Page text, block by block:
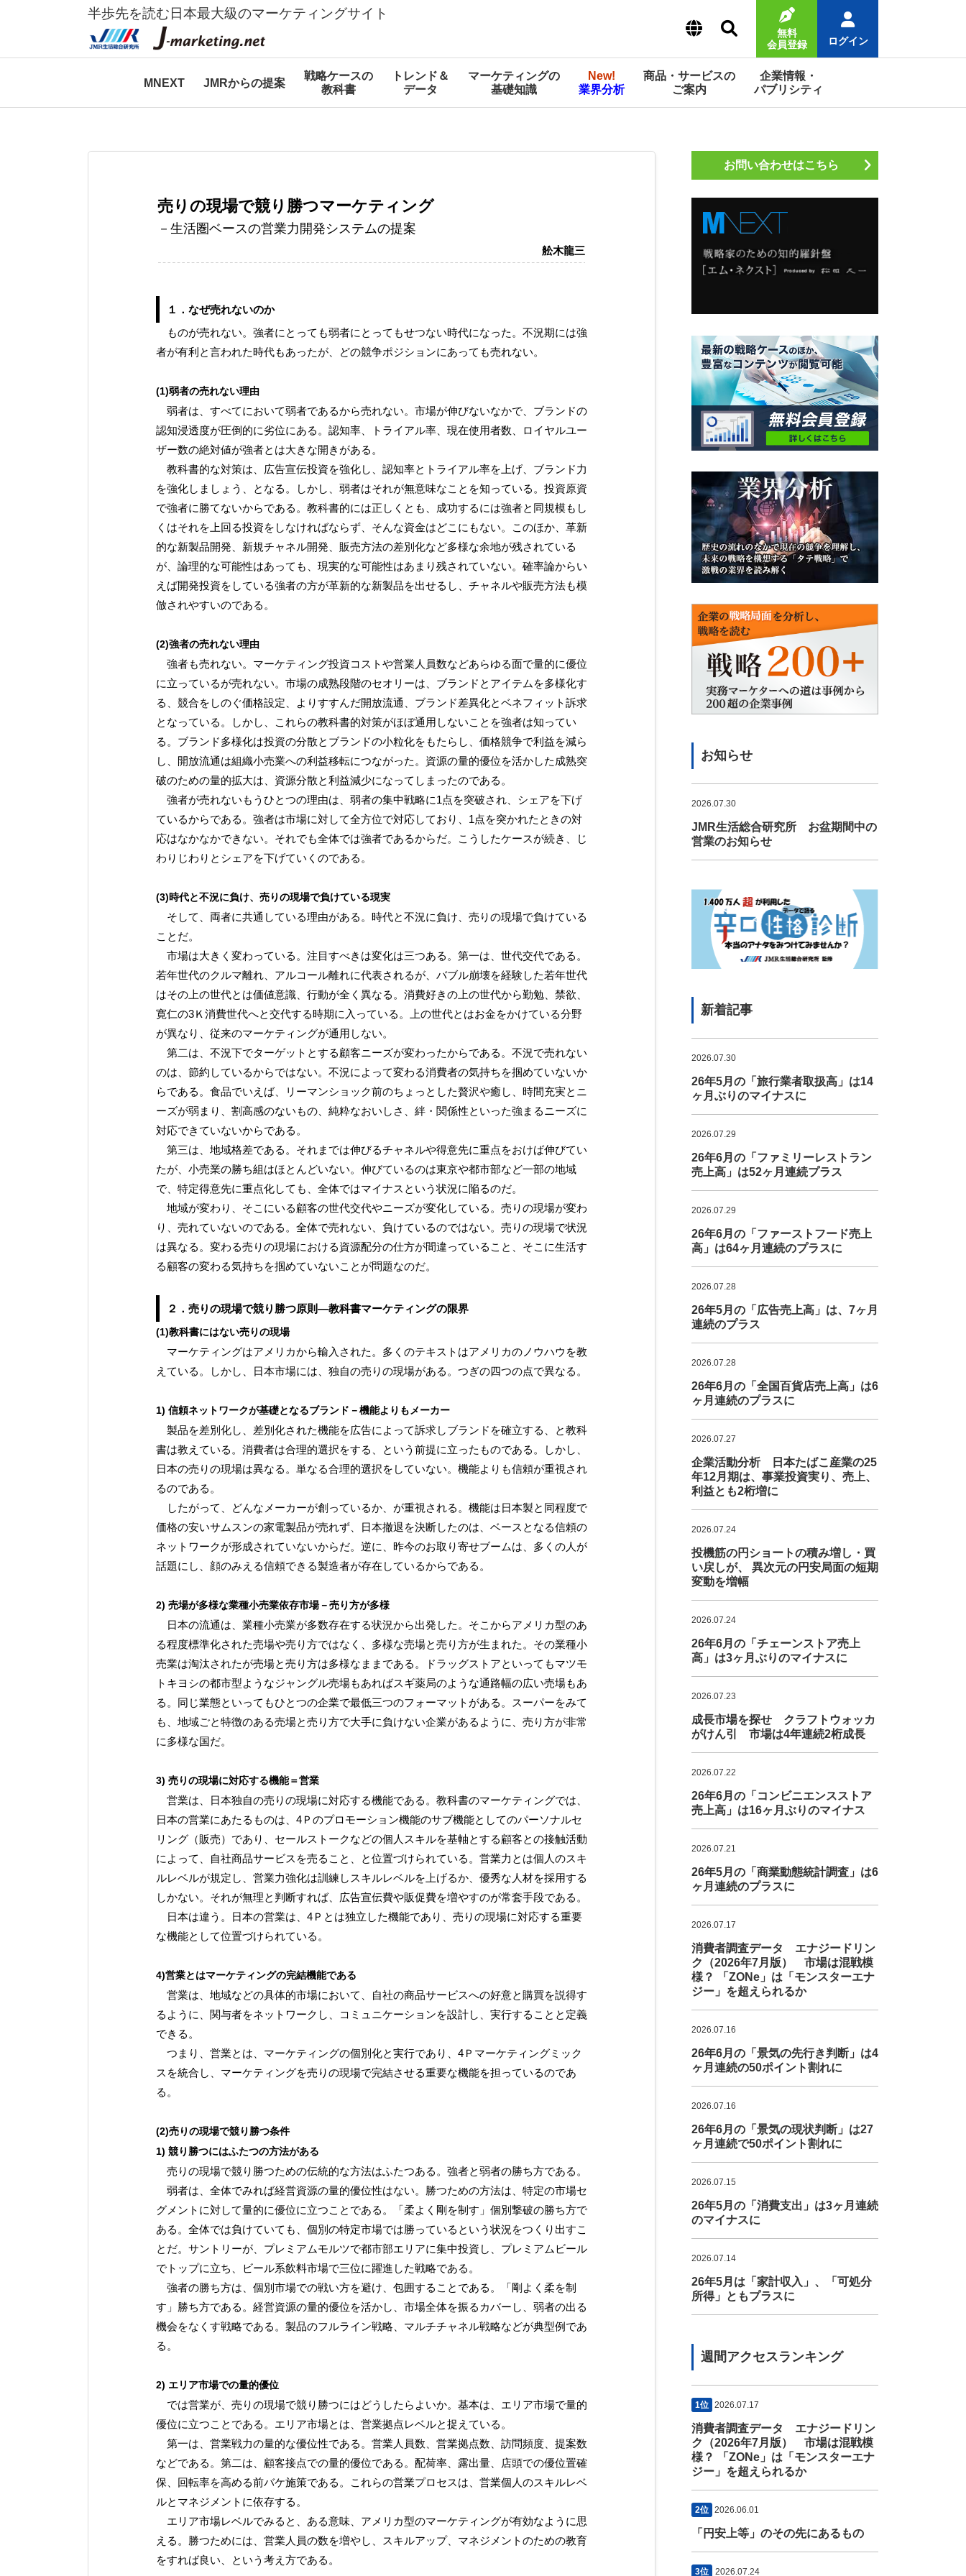
半歩先を読む日本最大級のマーケティングサイト
無料
会員登録
ログイン
MNEXT JMRからの提案
戦略ケースの
教科書
トレンド＆
データ
マーケティングの
基礎知識
New!
業界分析
商品・サービスの
ご案内
企業情報・
パブリシティ
売りの現場で競り勝つマーケティング
－生活圏ベースの営業力開発システムの提案
舩木龍三
１．なぜ売れないのか
ものが売れない。強者にとっても弱者にとってもせつない時代になった。不況期には強
者が有利と言われた時代もあったが、どの競争ポジションにあっても売れない。
(1)弱者の売れない理由
弱者は、すべてにおいて弱者であるから売れない。市場が伸びないなかで、ブランドの
認知浸透度が圧倒的に劣位にある。認知率、トライアル率、現在使用者数、ロイヤルユー
ザー数の絶対値が強者とは大きな開きがある。
教科書的な対策は、広告宣伝投資を強化し、認知率とトライアル率を上げ、ブランド力
を強化しましょう、となる。しかし、弱者はそれが無意味なことを知っている。投資原資
で強者に勝てないからである。教科書的には正しくとも、成功するには強者と同規模もし
くはそれを上回る投資をしなければならず、そんな資金はどこにもない。このほか、革新
的な新製品開発、新規チャネル開発、販売方法の差別化など多様な余地が残されている
が、論理的な可能性はあっても、現実的な可能性はあまり残されていない。確率論からい
えば開発投資をしている強者の方が革新的な新製品を出せるし、チャネルや販売方法も模
倣されやすいのである。
(2)強者の売れない理由
強者も売れない。マーケティング投資コストや営業人員数などあらゆる面で量的に優位
に立っているが売れない。市場の成熟段階のセオリーは、ブランドとアイテムを多様化す
る、競合をしのぐ価格設定、よりすすんだ開放流通、ブランド差異化とベネフィット訴求
となっている。しかし、これらの教科書的対策がほぼ通用しないことを強者は知ってい
る。ブランド多様化は投資の分散とブランドの小粒化をもたらし、価格競争で利益を減ら
し、開放流通は組織小売業への利益移転につながった。資源の量的優位を活かした成熟突
破のための量的拡大は、資源分散と利益減少になってしまったのである。
強者が売れないもうひとつの理由は、弱者の集中戦略に1点を突破され、シェアを下げ
ているからである。強者は市場に対して全方位で対応しており、1点を突かれたときの対
応はなかなかできない。それでも全体では強者であるからだ。こうしたケースが続き、じ
わりじわりとシェアを下げていくのである。
(3)時代と不況に負け、売りの現場で負けている現実
そして、両者に共通している理由がある。時代と不況に負け、売りの現場で負けている
ことだ。
市場は大きく変わっている。注目すべきは変化は三つある。第一は、世代交代である。
若年世代のクルマ離れ、アルコール離れに代表されるが、バブル崩壊を経験した若年世代
はその上の世代とは価値意識、行動が全く異なる。消費好きの上の世代から勤勉、禁欲、
寛仁の3Ｋ消費世代へと交代する時期に入っている。上の世代とはお金をかけている分野
が異なり、従来のマーケティングが通用しない。
第二は、不況下でターゲットとする顧客ニーズが変わったからである。不況で売れない
のは、節約しているからではない。不況によって変わる消費者の気持ちを掴めていないか
らである。食品でいえば、リーマンショック前のちょっとした贅沢や癒し、時間充実とニ
ーズが弱まり、割高感のないもの、純粋なおいしさ、絆・関係性といった強まるニーズに
対応できていないからである。
第三は、地域格差である。それまでは伸びるチャネルや得意先に重点をおけば伸びてい
たが、小売業の勝ち組はほとんどいない。伸びているのは東京や都市部など一部の地域
で、特定得意先に重点化しても、全体ではマイナスという状況に陥るのだ。
地域が変わり、そこにいる顧客の世代交代やニーズが変化している。売りの現場が変わ
り、売れていないのである。全体で売れない、負けているのではない。売りの現場で状況
は異なる。変わる売りの現場における資源配分の仕方が間違っていること、そこに生活す
る顧客の変わる気持ちを掴めていないことが問題なのだ。
２．売りの現場で競り勝つ原則―教科書マーケティングの限界
(1)教科書にはない売りの現場
マーケティングはアメリカから輸入された。多くのテキストはアメリカのノウハウを教
えている。しかし、日本市場には、独自の売りの現場がある。つぎの四つの点で異なる。
1) 信頼ネットワークが基礎となるブランド－機能よりもメーカー
製品を差別化し、差別化された機能を広告によって訴求しブランドを確立する、と教科
書は教えている。消費者は合理的選択をする、という前提に立ったものである。しかし、
日本の売りの現場は異なる。単なる合理的選択をしていない。機能よりも信頼が重視され
るのである。
したがって、どんなメーカーが創っているか、が重視される。機能は日本製と同程度で
価格の安いサムスンの家電製品が売れず、日本撤退を決断したのは、ベースとなる信頼の
ネットワークが形成されていないからだ。逆に、昨今のお取り寄せブームは、多くの人が
話題にし、顔のみえる信頼できる製造者が存在しているからである。
2) 売場が多様な業種小売業依存市場－売り方が多様
日本の流通は、業種小売業が多数存在する状況から出発した。そこからアメリカ型のあ
る程度標準化された売場や売り方ではなく、多様な売場と売り方が生まれた。その業種小
売業は淘汰されたが売場と売り方は多様なままである。ドラッグストアといってもマツモ
トキヨシの都市型ようなジャングル売場もあればスギ薬局のような通路幅の広い売場もあ
る。同じ業態といってもひとつの企業で最低三つのフォーマットがある。スーパーをみて
も、地域ごと特徴のある売場と売り方で大手に負けない企業があるように、売り方が非常
に多様な国だ。
3) 売りの現場に対応する機能＝営業
営業は、日本独自の売りの現場に対応する機能である。教科書のマーケティングでは、
日本の営業にあたるものは、4Ｐのプロモーション機能のサブ機能としてのパーソナルセ
リング（販売）であり、セールストークなどの個人スキルを基軸とする顧客との接触活動
によって、自社商品サービスを売ること、と位置づけられている。営業力とは個人のスキ
ルレベルが規定し、営業力強化は訓練しスキルレベルを上げるか、優秀な人材を採用する
しかない。それが無理と判断すれば、広告宣伝費や販促費を増やすのが常套手段である。
日本は違う。日本の営業は、4Ｐとは独立した機能であり、売りの現場に対応する重要
な機能として位置づけられている。
4)営業とはマーケティングの完結機能である
営業は、地域などの具体的市場において、自社の商品サービスへの好意と購買を説得す
るように、関与者をネットワークし、コミュニケーションを設計し、実行することと定義
できる。
つまり、営業とは、マーケティングの個別化と実行であり、4Ｐマーケティングミック
スを統合し、マーケティングを売りの現場で完結させる重要な機能を担っているのであ
る。
(2)売りの現場で競り勝つ条件
1) 競り勝つにはふたつの方法がある
売りの現場で競り勝つための伝統的な方法はふたつある。強者と弱者の勝ち方である。
弱者は、全体でみれば経営資源の量的優位性はない。勝つための方法は、特定の市場セ
グメントに対して量的に優位に立つことである。「柔よく剛を制す」個別撃破の勝ち方で
ある。全体では負けていても、個別の特定市場では勝っているという状況をつくり出すこ
とだ。サントリーが、プレミアムモルツで都市部エリアに集中投資し、プレミアムビール
でトップに立ち、ビール系飲料市場で三位に躍進した戦略である。
強者の勝ち方は、個別市場での戦い方を避け、包囲することである。「剛よく柔を制
す」勝ち方である。経営資源の量的優位を活かし、市場全体を振るカバーし、弱者の出る
機会をなくす戦略である。製品のフルライン戦略、マルチチャネル戦略などが典型例であ
る。
2) エリア市場での量的優位
では営業が、売りの現場で競り勝つにはどうしたらよいか。基本は、エリア市場で量的
優位に立つことである。エリア市場とは、営業拠点レベルと捉えている。
第一は、営業戦力の量的な優位性である。営業人員数、営業拠点数、訪問頻度、提案数
などである。第二は、顧客接点での量的優位である。配荷率、露出量、店頭での優位置確
保、回転率を高める前バケ施策である。これらの営業プロセスは、営業個人のスキルレベ
ルとマネジメントに依存する。
エリア市場レベルでみると、ある意味、アメリカ型のマーケティングが有効なように思
える。勝つためには、営業人員の数を増やし、スキルアップ、マネジメントのための教育
をすれば良い、という考え方である。
お問い合わせはこちら
お知らせ
2026.07.30
JMR生活総合研究所 お盆期間中の
営業のお知らせ
新着記事
2026.07.30
26年5月の「旅行業者取扱高」は14
ヶ月ぶりのマイナスに
2026.07.29
26年6月の「ファミリーレストラン
売上高」は52ヶ月連続プラス
2026.07.29
26年6月の「ファーストフード売上
高」は64ヶ月連続のプラスに
2026.07.28
26年5月の「広告売上高」は、7ヶ月
連続のプラス
2026.07.28
26年6月の「全国百貨店売上高」は6
ヶ月連続のプラスに
2026.07.27
企業活動分析 日本たばこ産業の25
年12月期は、事業投資実り、売上、
利益とも2桁増に
2026.07.24
投機筋の円ショートの積み増し・買
い戻しが、 異次元の円安局面の短期
変動を増幅
2026.07.24
26年6月の「チェーンストア売上
高」は3ヶ月ぶりのマイナスに
2026.07.23
成長市場を探せ クラフトウォッカ
がけん引 市場は4年連続2桁成長
2026.07.22
26年6月の「コンビニエンスストア
売上高」は16ヶ月ぶりのマイナス
2026.07.21
26年5月の「商業動態統計調査」は6
ヶ月連続のプラスに
2026.07.17
消費者調査データ エナジードリン
ク（2026年7月版） 市場は混戦模
様？ 「ZONe」は「モンスターエナ
ジー」を超えられるか
2026.07.16
26年6月の「景気の先行き判断」は4
ヶ月連続の50ポイント割れに
2026.07.16
26年6月の「景気の現状判断」は27
ヶ月連続で50ポイント割れに
2026.07.15
26年5月の「消費支出」は3ヶ月連続
のマイナスに
2026.07.14
26年5月は「家計収入」、「可処分
所得」ともプラスに
週間アクセスランキング
1位 2026.07.17
消費者調査データ エナジードリン
ク（2026年7月版） 市場は混戦模
様？ 「ZONe」は「モンスターエナ
ジー」を超えられるか
2位 2026.06.01
「円安上等」のその先にあるもの
3位 2026.07.24